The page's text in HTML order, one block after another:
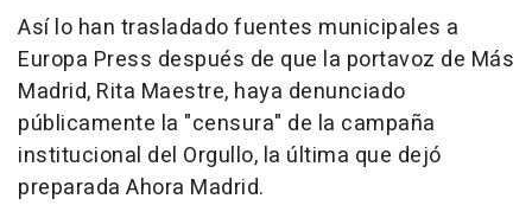
Así lo han trasladado fuentes municipales a
Europa Press después de que la portavoz de Más
Madrid, Rita Maestre, haya denunciado
públicamente la "censura" de la campaña
institucional del Orgullo, la última que dejó
preparada Ahora Madrid.